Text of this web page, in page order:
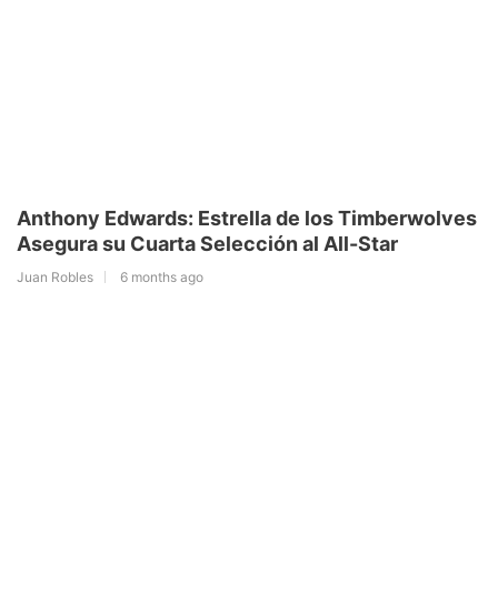
Anthony Edwards: Estrella de los Timberwolves
Asegura su Cuarta Selección al All-Star
Juan Robles 6 months ago